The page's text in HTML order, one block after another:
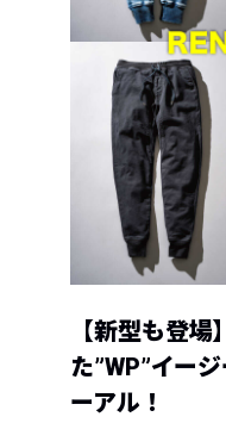
【新型も登
た”WP”イー
ーアル！